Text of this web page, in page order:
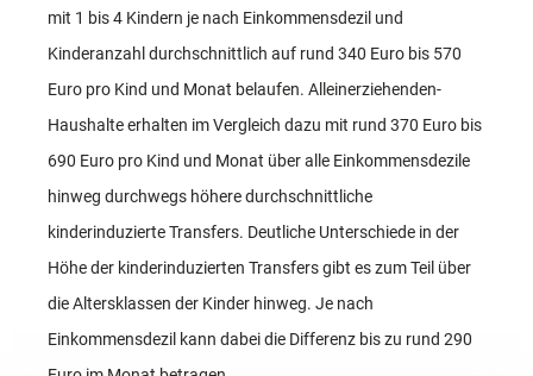
mit 1 bis 4 Kindern je nach Einkommensdezil und
Kinderanzahl durchschnittlich auf rund 340 Euro bis 570
Euro pro Kind und Monat belaufen. Alleinerziehenden-
Haushalte erhalten im Vergleich dazu mit rund 370 Euro bis
690 Euro pro Kind und Monat über alle Einkommensdezile
hinweg durchwegs höhere durchschnittliche
kinderinduzierte Transfers. Deutliche Unterschiede in der
Höhe der kinderinduzierten Transfers gibt es zum Teil über
die Altersklassen der Kinder hinweg. Je nach
Einkommensdezil kann dabei die Differenz bis zu rund 290